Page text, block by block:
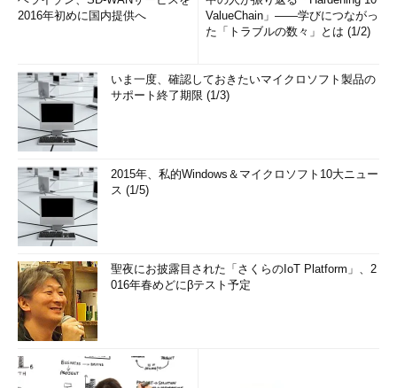
2016年初めに国内提供へ
ValueChain」――学びにつながっ
た「トラブルの数々」とは (1/2)
いま一度、確認しておきたいマイクロソフト製品の
サポート終了期限 (1/3)
2015年、私的Windows＆マイクロソフト10大ニュー
ス (1/5)
聖夜にお披露目された「さくらのIoT Platform」、2
016年春めどにβテスト予定